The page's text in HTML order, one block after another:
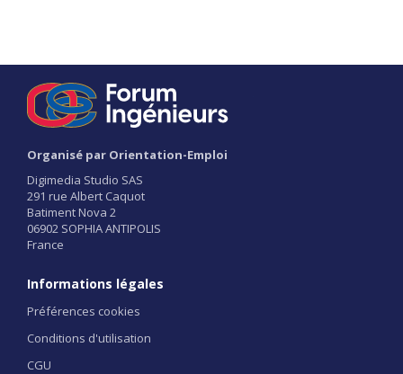
Organisé par Orientation-Emploi
Digimedia Studio SAS
291 rue Albert Caquot
Batiment Nova 2
06902 SOPHIA ANTIPOLIS
France
Informations légales
Préférences cookies
Conditions d'utilisation
CGU